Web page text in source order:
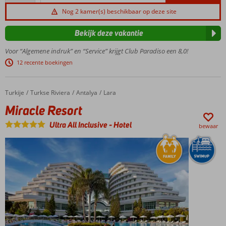
aquafun en
privéstrand
Al
jarenlang
favoriet!
Waterpret
pool &
de
glijbanen
familiekamers
tot wel 8
personen!
Wat een
service,
24/7
drankjes
met
Nog 2 kamer(s) beschikbaar op deze site
Voor “Algemene indruk” en “Service” krijgt Club Paradiso een 8,0!
12 recente boekingen
Bekijk deze vakantie
Home
Turkije Turkse Riviera Antalya Lara
Miracle Resort
Miracle Resort
Ultra All Inclusive-Hotel bewaar